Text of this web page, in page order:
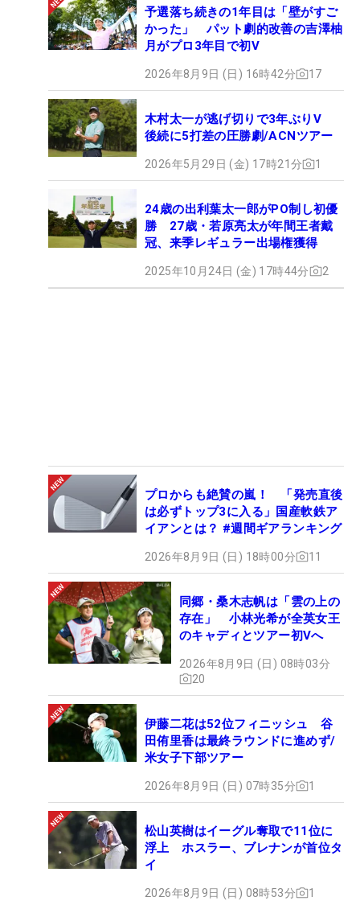
予選落ち続きの1年目は「壁がすご
かった」 パット劇的改善の吉澤柚
月がプロ3年目で初V
2026年8月9日 (日) 16時42分 17
木村太一が逃げ切りで3年ぶりV
後続に5打差の圧勝劇/ACNツアー
2026年5月29日 (金) 17時21分 1
24歳の出利葉太一郎がPO制し初優
勝 27歳・若原亮太が年間王者戴
冠、来季レギュラー出場権獲得
2025年10月24日 (金) 17時44分 2
プロからも絶賛の嵐！ 「発売直後
は必ずトップ3に入る」国産軟鉄ア
イアンとは？ #週間ギアランキング
2026年8月9日 (日) 18時00分 11
同郷・桑木志帆は「雲の上の
存在」 小林光希が全英女王
のキャディとツアー初Vへ
2026年8月9日 (日) 08時03分
20
伊藤二花は52位フィニッシュ 谷
田侑里香は最終ラウンドに進めず/
米女子下部ツアー
2026年8月9日 (日) 07時35分 1
松山英樹はイーグル奪取で11位に
浮上 ホスラー、ブレナンが首位タ
イ
2026年8月9日 (日) 08時53分 1